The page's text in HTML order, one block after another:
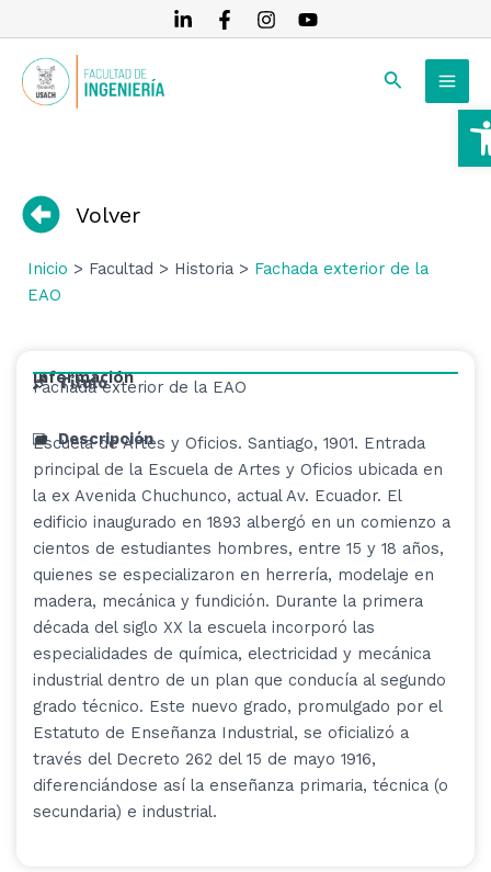
al
contenido
Buscar
Volver
Inicio > Facultad > Historia > Fachada exterior de la
EAO
Información
Título
Fachada exterior de la EAO
Descripción
Escuela de Artes y Oficios. Santiago, 1901. Entrada
principal de la Escuela de Artes y Oficios ubicada en
la ex Avenida Chuchunco, actual Av. Ecuador. El
edificio inaugurado en 1893 albergó en un comienzo a
cientos de estudiantes hombres, entre 15 y 18 años,
quienes se especializaron en herrería, modelaje en
madera, mecánica y fundición. Durante la primera
década del siglo XX la escuela incorporó las
especialidades de química, electricidad y mecánica
industrial dentro de un plan que conducía al segundo
grado técnico. Este nuevo grado, promulgado por el
Estatuto de Enseñanza Industrial, se oficializó a
través del Decreto 262 del 15 de mayo 1916,
diferenciándose así la enseñanza primaria, técnica (o
secundaria) e industrial.